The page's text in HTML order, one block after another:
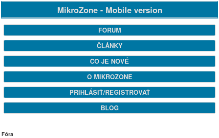
MikroZone - Mobile version
FORUM
ČLÁNKY
ČO JE NOVÉ
O MIKROZONE
PRIHLÁSIŤ/REGISTROVAŤ
BLOG
Fóra